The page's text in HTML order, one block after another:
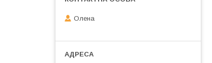
Олена